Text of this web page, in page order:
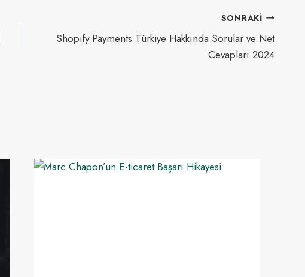
SONRAKI
Shopify Payments Türkiye Hakkında Sorular ve Net
Cevapları 2024